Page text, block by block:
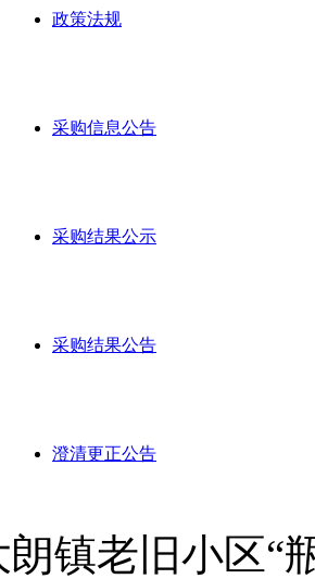
政策法规
采购信息公告
采购结果公示
采购结果公告
澄清更正公告
朗镇老旧小区“